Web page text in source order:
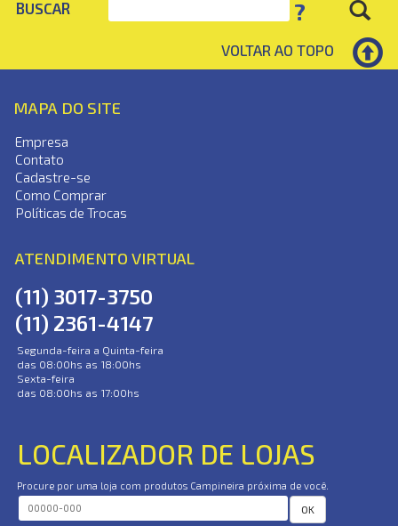
BUSCAR ?
VOLTAR AO TOPO
MAPA DO SITE
Empresa
Contato
Cadastre-se
Como Comprar
Políticas de Trocas
ATENDIMENTO VIRTUAL
(11) 3017-3750
(11) 2361-4147
Segunda-feira a Quinta-feira
das 08:00hs as 18:00hs
Sexta-feira
das 08:00hs as 17:00hs
LOCALIZADOR DE LOJAS
Procure por uma loja com produtos Campineira próxima de você.
OK